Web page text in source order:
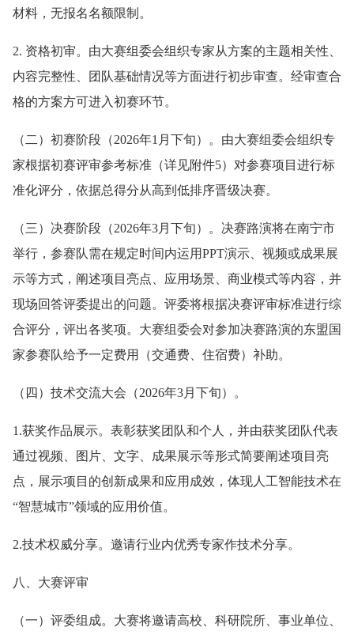
材料，无报名名额限制。
2. 资格初审。由大赛组委会组织专家从方案的主题相关性、
内容完整性、团队基础情况等方面进行初步审查。经审查合
格的方案方可进入初赛环节。
（二）初赛阶段（2026年1月下旬）。由大赛组委会组织专
家根据初赛评审参考标准（详见附件5）对参赛项目进行标
准化评分，依据总得分从高到低排序晋级决赛。
（三）决赛阶段（2026年3月下旬）。决赛路演将在南宁市
举行，参赛队需在规定时间内运用PPT演示、视频或成果展
示等方式，阐述项目亮点、应用场景、商业模式等内容，并
现场回答评委提出的问题。评委将根据决赛评审标准进行综
合评分，评出各奖项。大赛组委会对参加决赛路演的东盟国
家参赛队给予一定费用（交通费、住宿费）补助。
（四）技术交流大会（2026年3月下旬）。
1.获奖作品展示。表彰获奖团队和个人，并由获奖团队代表
通过视频、图片、文字、成果展示等形式简要阐述项目亮
点，展示项目的创新成果和应用成效，体现人工智能技术在
“智慧城市”领域的应用价值。
2.技术权威分享。邀请行业内优秀专家作技术分享。
八、大赛评审
（一）评委组成。大赛将邀请高校、科研院所、事业单位、